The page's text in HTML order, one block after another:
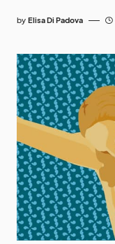
by Elisa Di Padova